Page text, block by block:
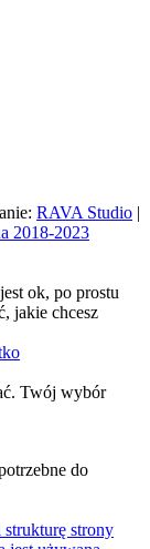
RAVA Studio |
2018-2023
ok, po prostu
jakie chcesz
Twój wybór
do
strony